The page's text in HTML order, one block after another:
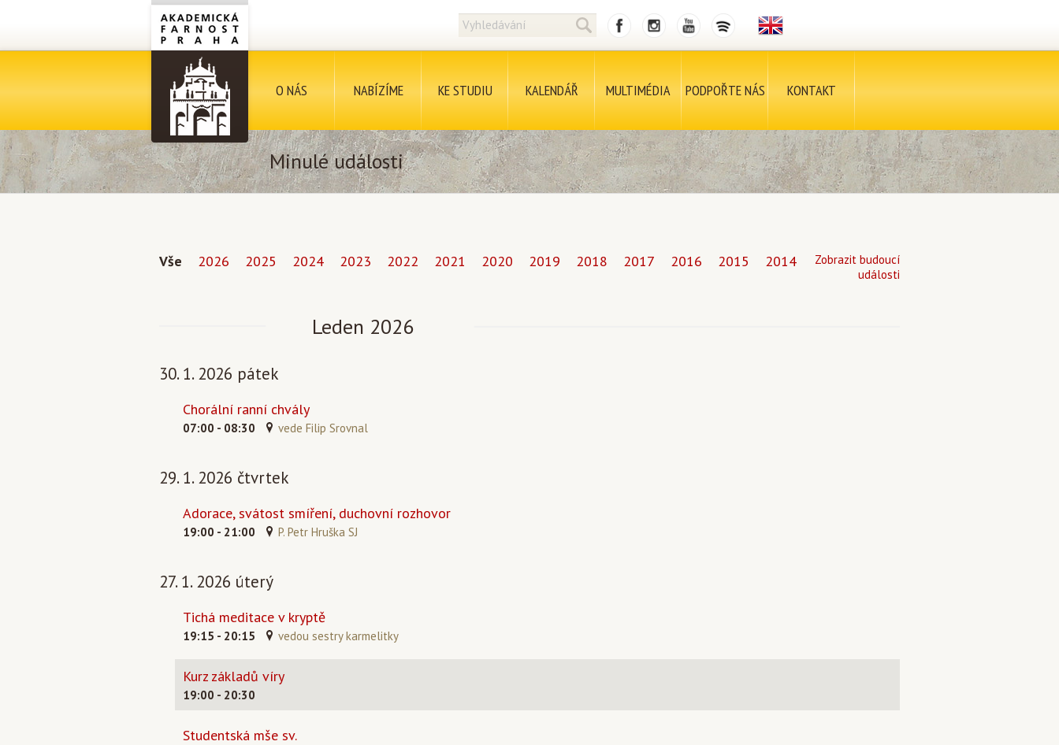
O NÁS NABÍZÍME KE STUDIU KALENDÁŘ MULTIMÉDIA PODPOŘTE NÁS KONTAKT
Minulé události
Vše 2026 2025 2024 2023 2022 2021 2020 2019 2018 2017 2016 2015 2014
Zobrazit budoucí
události
Leden 2026
30. 1. 2026 pátek
Chorální ranní chvály
07:00 - 08:30 vede Filip Srovnal
29. 1. 2026 čtvrtek
Adorace, svátost smíření, duchovní rozhovor
19:00 - 21:00 P. Petr Hruška SJ
27. 1. 2026 úterý
Tichá meditace v kryptě
19:15 - 20:15 vedou sestry karmelitky
Kurz základů víry
19:00 - 20:30
Studentská mše sv.